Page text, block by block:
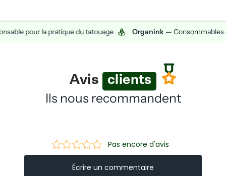
pour la pratique du tatouage Organink — Consommables
Avis clients
Ils nous recommandent